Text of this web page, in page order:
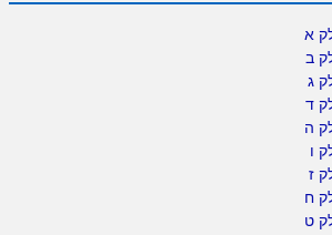
א
ב
ג
ד
ה
ו
ז
ח
ט